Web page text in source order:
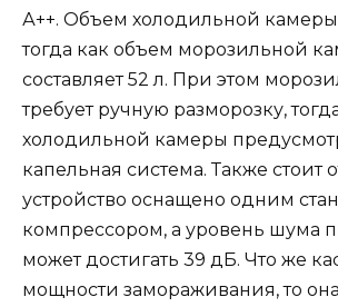
А++. Объем холодильной камеры
тогда как объем морозильной
составляет 52 л. При этом
требует ручную разморозку,
холодильной камеры
капельная система. Также стоит
устройство оснащено одним
компрессором, а уровень шума
может достигать 39 дБ. Что же
мощности замораживания, то она